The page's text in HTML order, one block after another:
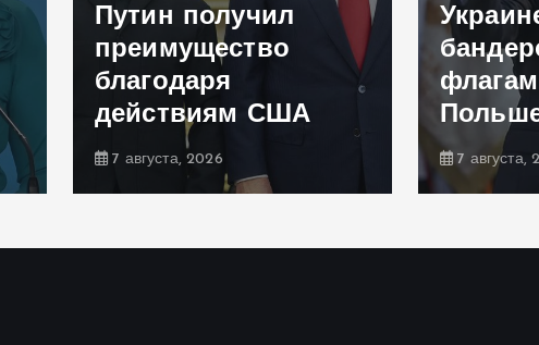
Путин получил
преимущество
благодаря
действиям США
7 августа, 2026 7 августа,